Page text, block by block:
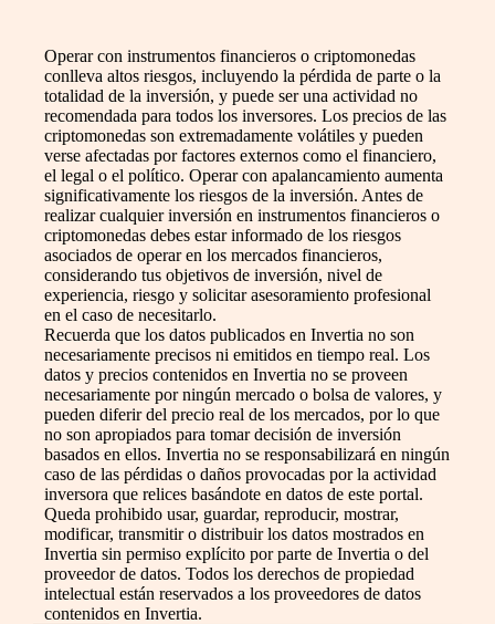
Operar con instrumentos financieros o criptomonedas
conlleva altos riesgos, incluyendo la pérdida de parte o la
totalidad de la inversión, y puede ser una actividad no
recomendada para todos los inversores. Los precios de las
criptomonedas son extremadamente volátiles y pueden
verse afectadas por factores externos como el financiero,
el legal o el político. Operar con apalancamiento aumenta
significativamente los riesgos de la inversión. Antes de
realizar cualquier inversión en instrumentos financieros o
criptomonedas debes estar informado de los riesgos
asociados de operar en los mercados financieros,
considerando tus objetivos de inversión, nivel de
experiencia, riesgo y solicitar asesoramiento profesional
en el caso de necesitarlo.
Recuerda que los datos publicados en Invertia no son
necesariamente precisos ni emitidos en tiempo real. Los
datos y precios contenidos en Invertia no se proveen
necesariamente por ningún mercado o bolsa de valores, y
pueden diferir del precio real de los mercados, por lo que
no son apropiados para tomar decisión de inversión
basados en ellos. Invertia no se responsabilizará en ningún
caso de las pérdidas o daños provocadas por la actividad
inversora que relices basándote en datos de este portal.
Queda prohibido usar, guardar, reproducir, mostrar,
modificar, transmitir o distribuir los datos mostrados en
Invertia sin permiso explícito por parte de Invertia o del
proveedor de datos. Todos los derechos de propiedad
intelectual están reservados a los proveedores de datos
contenidos en Invertia.